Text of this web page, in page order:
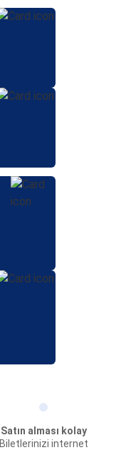
Satın alması kolay
Biletlerinizi internet